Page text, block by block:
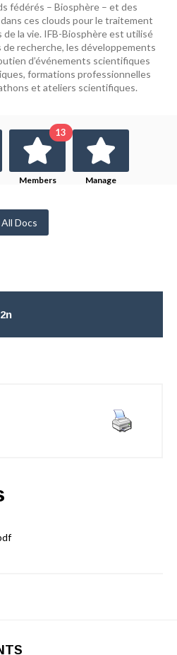
fédérés – Biosphère – et des
ces clouds pour le traitement
la vie. IFB-Biosphère est utilisé
de recherche, les développements
d’événements scientifiques
formations professionnelles
et ateliers scientifiques.
Members
13
Manage
All Docs